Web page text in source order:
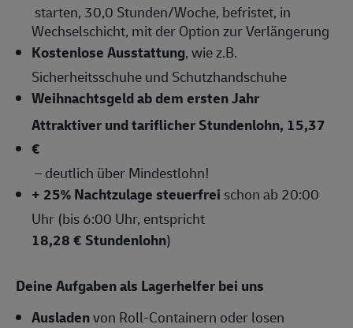
starten, 30,0 Stunden/Woche, befristet, in
Wechselschicht, mit der Option zur Verlängerung
Kostenlose Ausstattung, wie z.B.
Sicherheitsschuhe und Schutzhandschuhe
Weihnachtsgeld ab dem ersten Jahr
Attraktiver und tariflicher Stundenlohn, 15,37
€
– deutlich über Mindestlohn!
+ 25% Nachtzulage steuerfrei schon ab 20:00
Uhr (bis 6:00 Uhr, entspricht
18,28 € Stundenlohn)
Deine Aufgaben als Lagerhelfer bei uns
Ausladenvon Roll-Containern oder losen